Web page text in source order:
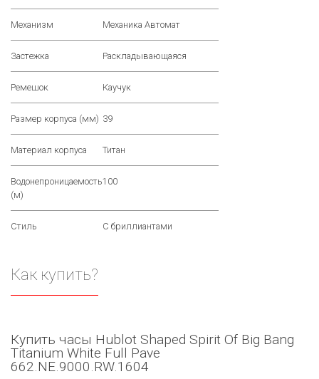
Механизм Механика Автомат
Застежка Раскладывающаяся
Ремешок Каучук
Размер корпуса (мм) 39
Материал корпуса Титан
Водонепроницаемость
(м)
100
Стиль С бриллиантами
Как купить?
Купить часы Hublot Shaped Spirit Of Big Bang
Titanium White Full Pave
662.NE.9000.RW.1604